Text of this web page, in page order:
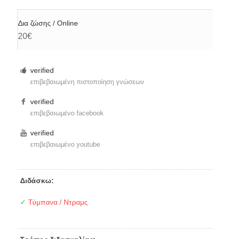
Δια ζώσης / Online
20€
verified
επιβεβαιωμένη πιστοποίηση γνώσεων
verified
επιβεβαιωμένο facebook
verified
επιβεβαιωμένο youtube
Διδάσκω:
✓ Τύμπανα / Ντραμς